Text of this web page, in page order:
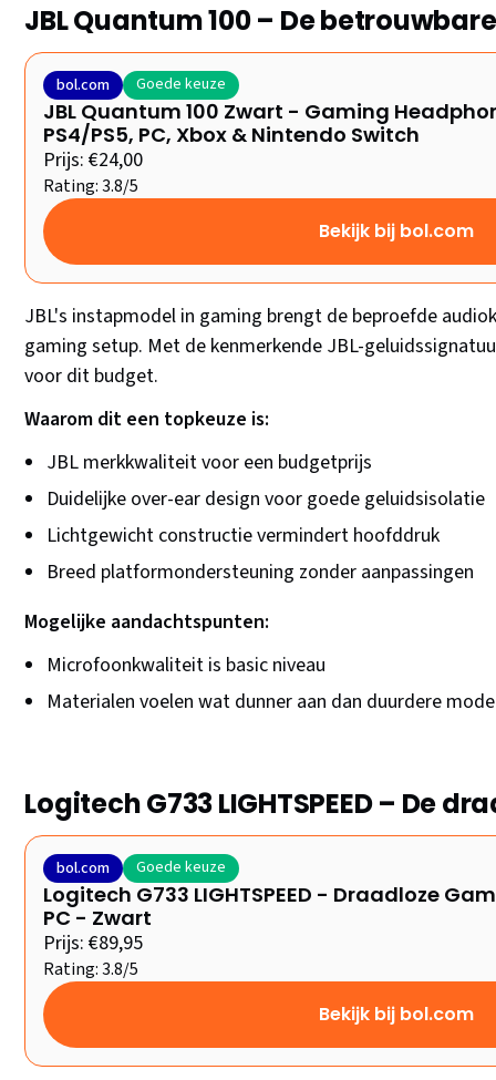
JBL Quantum 100 – De
bol.com Goede keuze
JBL Quantum 100 Zwart - Gaming
PS4/PS5, PC, Xbox & Nintendo Switch
Prijs: €24,00
Rating: 3.8/5
Bekijk bij bol.com
JBL's instapmodel in gaming brengt de beproefde
gaming setup. Met de kenmerkende JBL-
voor dit budget.
Waarom dit een topkeuze is:
JBL merkkwaliteit voor een budgetprijs
Duidelijke over-ear design voor goede geluidsisolatie
Lichtgewicht constructie vermindert hoofddruk
Breed platformondersteuning zonder aanpassingen
Mogelijke aandachtspunten:
Microfoonkwaliteit is basic niveau
Materialen voelen wat dunner aan dan duurdere
Logitech G733 LIGHTSPEED – De
bol.com Goede keuze
Logitech G733 LIGHTSPEED - Draadloze
PC - Zwart
Prijs: €89,95
Rating: 3.8/5
Bekijk bij bol.com